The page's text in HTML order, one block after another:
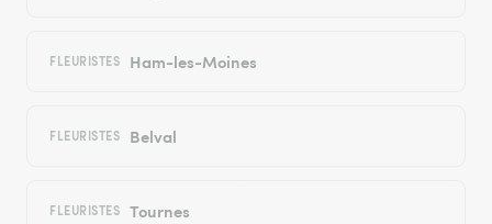
FLEURISTES Ham-les-Moines
FLEURISTES Belval
FLEURISTES Tournes